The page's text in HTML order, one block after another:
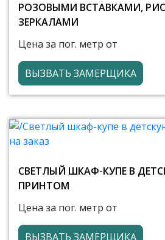
РОЗОВЫМИ ВСТАВКАМИ,
ЗЕРКАЛАМИ
Цена за пог. метр от
ВЫЗВАТЬ ЗАМЕРЩИКА
СВЕТЛЫЙ ШКАФ-КУПЕ В
ПРИНТОМ
Цена за пог. метр от
ВЫЗВАТЬ ЗАМЕРЩИКА